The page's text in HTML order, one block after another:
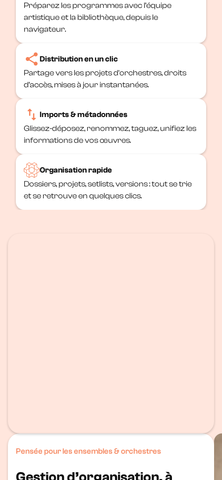
Préparez les programmes avec l’équipe
artistique et la bibliothèque, depuis le
navigateur.
Distribution en un clic
Partage vers les projets d'orchestres, droits
d’accès, mises à jour instantanées.
Imports & métadonnées
Glissez-déposez, renommez, taguez, unifiez les
informations de vos œuvres.
Organisation rapide
Dossiers, projets, setlists, versions : tout se trie
et se retrouve en quelques clics.
Pensée pour les ensembles & orchestres